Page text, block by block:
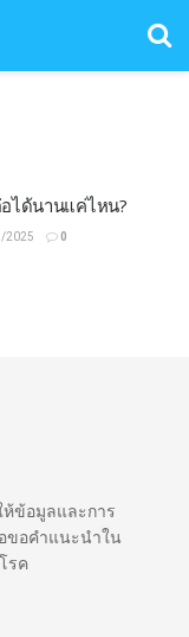
ได้นานแค่ไหน?
2025 0
ห้ข้อมูลและการ
ขอคำแนะนำใน
รค